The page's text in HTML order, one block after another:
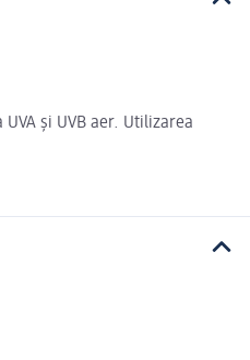
și UVB aer. Utilizarea